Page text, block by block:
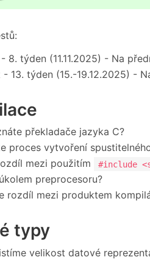
8. týden (11.11.2025) - Na
- 13. týden (15.-19.12.2025) -
překladače jazyka C?
proces vytvoření
mezi použitím
#include
preprocesoru?
rozdíl mezi produktem
typy
velikost datové